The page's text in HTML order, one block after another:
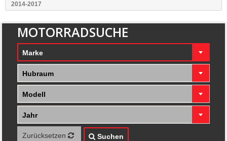
2014-2017
MOTORRADSUCHE
Marke
Hubraum
Modell
Jahr
Zurücksetzen Suchen